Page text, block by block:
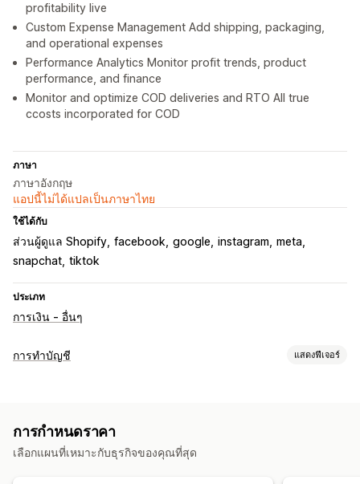
profitability live
Custom Expense Management Add shipping, packaging,
and operational expenses
Performance Analytics Monitor profit trends, product
performance, and finance
Monitor and optimize COD deliveries and RTO All true
ccosts incorporated for COD
ภาษา
ภาษาอังกฤษ
แอปนี้ไม่ได้แปลเป็นภาษาไทย
ใช้ได้กับ
ส่วนผู้ดูแล Shopify facebook google instagram meta
snapchat tiktok
ประเภท
การเงิน - อื่นๆ
การทำบัญชี แสดงฟีเจอร์
แดชบอร์ดประสิทธิภาพ
การดำเนินงานทางการเงิน
การกำหนดราคา
เลือกแผนที่เหมาะกับธุรกิจของคุณที่สุด